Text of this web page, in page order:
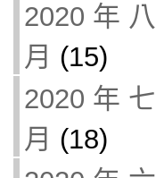
2020 年 八
月 (15)
2020 年 七
月 (18)